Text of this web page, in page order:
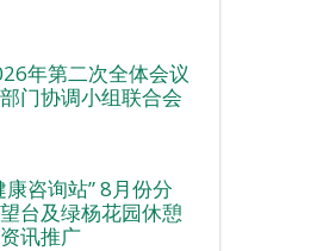
年第二次全体会议
门协调小组联合会
咨询站” 8月份分
台及绿杨花园休憩
讯推广